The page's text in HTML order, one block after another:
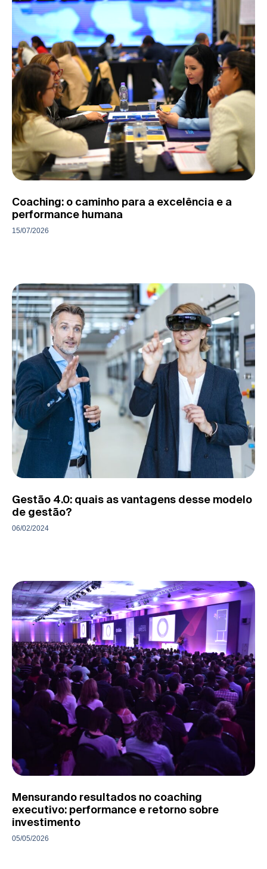
Coaching: o caminho para a excelência e a
performance humana
15/07/2026
Gestão 4.0: quais as vantagens desse modelo
de gestão?
06/02/2024
Mensurando resultados no coaching
executivo: performance e retorno sobre
investimento
05/05/2026